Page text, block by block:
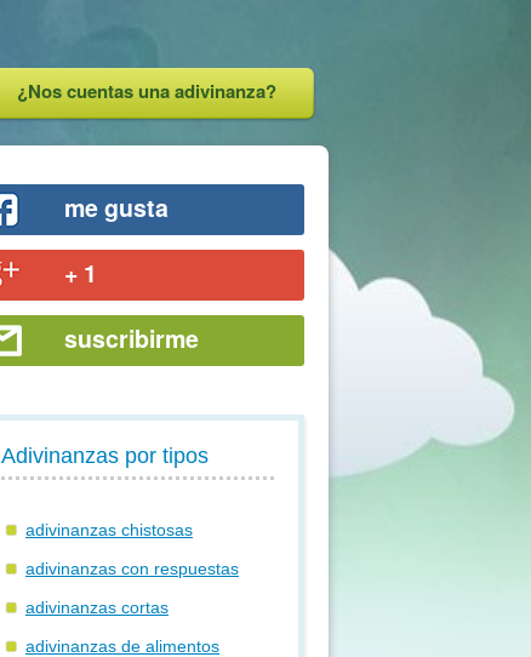
¿Nos cuentas una adivinanza?
me gusta
+ 1
suscribirme
Adivinanzas por tipos
adivinanzas chistosas
adivinanzas con respuestas
adivinanzas cortas
adivinanzas de alimentos